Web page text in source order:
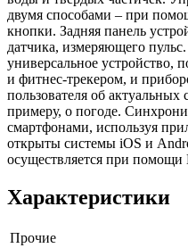
двумя способами – при
кнопки. Задняя панель
датчика, измеряющего
универсальное устройство,
и фитнес-трекером, и
пользователя об актуальных
примеру, о погоде.
смартфонами, используя
открыты системы iOS и
осуществляется при помощи
Характеристики
Прочие